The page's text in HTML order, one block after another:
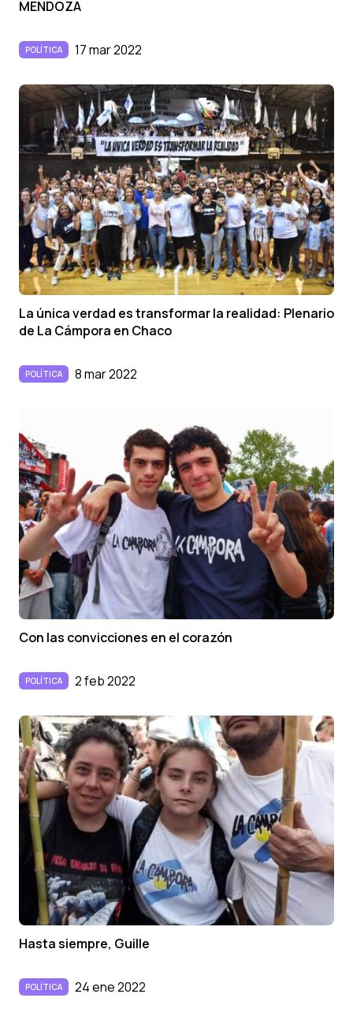
MENDOZA
POLÍTICA 17 mar 2022
La única verdad es transformar la realidad: Plenario
de La Cámpora en Chaco
POLÍTICA 8 mar 2022
Con las convicciones en el corazón
POLÍTICA 2 feb 2022
Hasta siempre, Guille
POLÍTICA 24 ene 2022